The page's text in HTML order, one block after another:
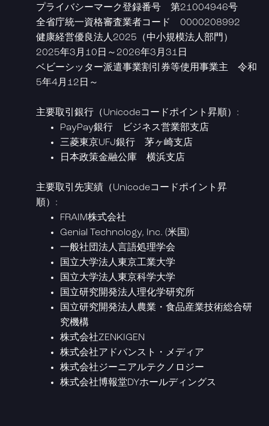
プライバシーマーク登録番号 第21004946号
全省庁統一資格審査業者コード 0000208992
健康経営優良法人2025（中小規模法人部門）
2025年3月10日～2026年3月31日
ベビーシッター派遣事業割引券等使用事業主 令和
5年4月12日～
主要取引銀行（Unicodeコードポイント昇順）:
PayPay銀行 ビジネス営業部支店
三菱東京UFJ銀行 茅ヶ崎支店
日本政策金融公庫 横浜支店
主要取引先実績（Unicodeコードポイント昇
順）:
FRAIM株式会社
Genial Technology, Inc. (米国)
一般社団法人言語処理学会
国立大学法人東京工業大学
国立大学法人東京科学大学
国立研究開発法人理化学研究所
国立研究開発法人農業・食品産業技術総合研
究機構
株式会社ZENKIGEN
株式会社アドバンスト・メディア
株式会社ジーニアルテクノロジー
株式会社博報堂DYホールディングス